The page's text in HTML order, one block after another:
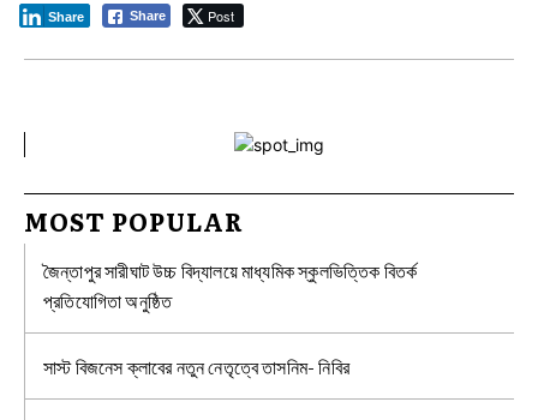
Share Post
Share
MOST POPULAR
জৈন্তাপুর সারীঘাট উচ্চ বিদ্যালয়ে মাধ্যমিক স্কুলভিত্তিক বিতর্ক
প্রতিযোগিতা অনুষ্ঠিত
সাস্ট বিজনেস ক্লাবের নতুন নেতৃত্বে তাসনিম- নিবির